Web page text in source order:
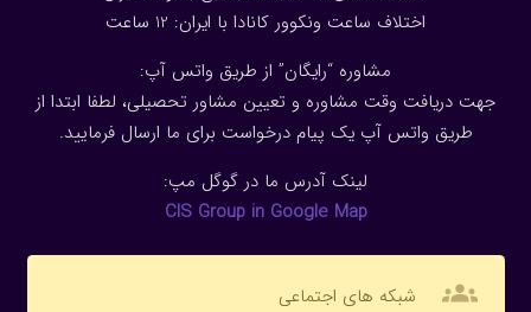
اختلاف ساعت ونکوور کانادا با ایران: 1 2 ساعت
مشاوره “رایگان” از طریق واتس آپ:
جهت دریافت وقت مشاوره و تعیین مشاور تحصیلی، لطفا ابتدا از
طریق واتس آپ یک پیام درخواست برای ما ارسال فرمایید.
لینک آدرس ما در گوگل مپ:
CIS Group in Google Map
groups شبکه های اجتماعی